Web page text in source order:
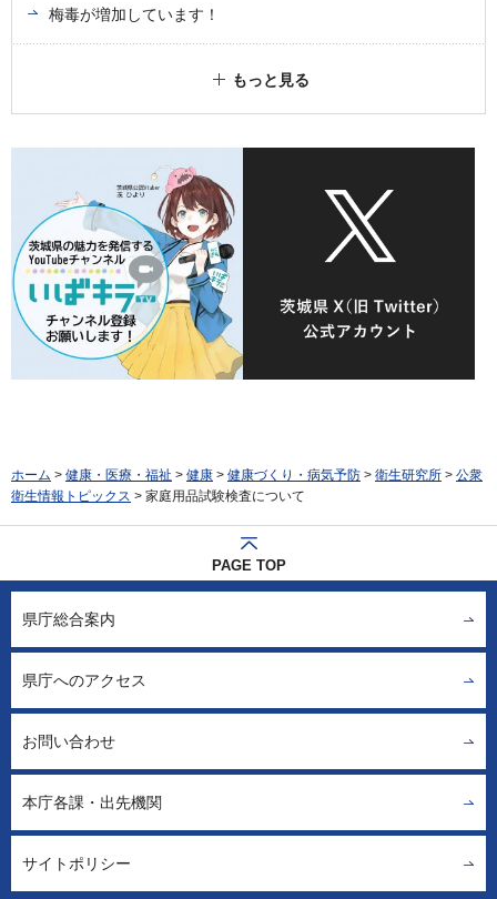
梅毒が増加しています！
もっと見る
ホーム > 健康・医療・福祉 > 健康 > 健康づくり・病気予防 > 衛生研究所 > 公衆
衛生情報トピックス > 家庭用品試験検査について
PAGE TOP
県庁総合案内
県庁へのアクセス
お問い合わせ
本庁各課・出先機関
サイトポリシー